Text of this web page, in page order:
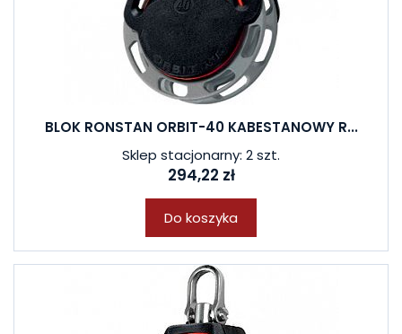
BLOK RONSTAN ORBIT-40 KABESTANOWY R...
Sklep stacjonarny: 2 szt.
294,22 zł
Do koszyka